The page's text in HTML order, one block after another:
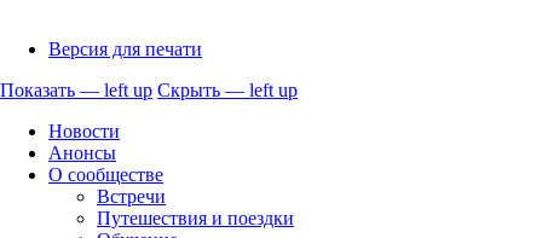
Версия для печати
up
Показать — left up Скрыть — left up
Новости
Анонсы
О сообществе
Встречи
Путешествия и поездки